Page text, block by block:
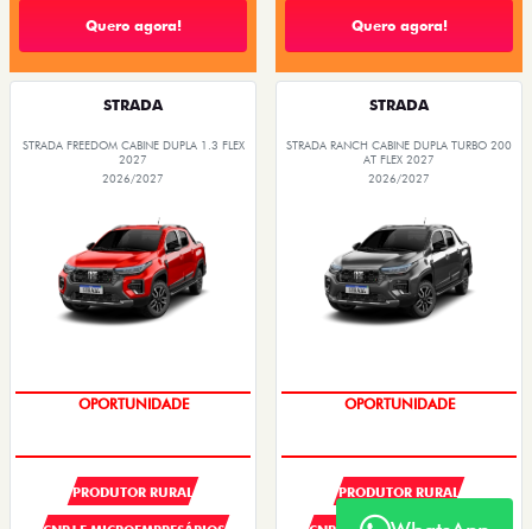
Quero agora! Quero agora!
STRADA
STRADA FREEDOM CABINE DUPLA 1.3 FLEX
2027
2026/2027
SUPER DESCONTO
PRODUTOR RURAL
STRADA
STRADA RANCH CABINE DUPLA TURBO 200
AT FLEX 2027
2026/2027
SUPER DESCONTO
PRODUTOR RURAL